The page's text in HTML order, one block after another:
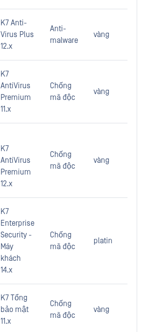
K7 Anti-
Virus Plus
12.x
Anti-
malware
vàng
K7
AntiVirus
Premium
11.x
Chống
mã độc
vàng
K7
AntiVirus
Premium
12.x
Chống
mã độc
vàng
K7
Enterprise
Security -
Máy
khách
14.x
Chống
mã độc
platin
K7 Tổng
bảo mật
11.x
Chống
mã độc
vàng